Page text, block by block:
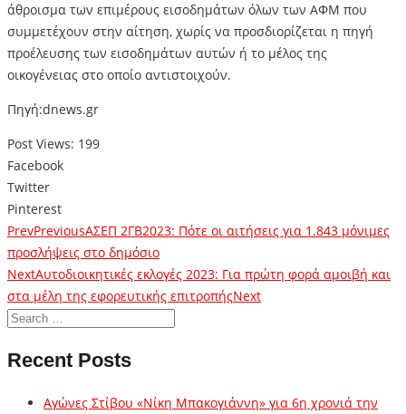
άθροισμα των επιμέρους εισοδημάτων όλων των ΑΦΜ που
συμμετέχουν στην αίτηση, χωρίς να προσδιορίζεται η πηγή
προέλευσης των εισοδημάτων αυτών ή το μέλος της
οικογένειας στο οποίο αντιστοιχούν.
Πηγή:dnews.gr
Post Views: 199
Facebook
Twitter
Pinterest
PrevPreviousΑΣΕΠ 2ΓΒ2023: Πότε οι αιτήσεις για 1.843 μόνιμες
προσλήψεις στο δημόσιο
NextΑυτοδιοικητικές εκλογές 2023: Για πρώτη φορά αμοιβή και
στα μέλη της εφορευτικής επιτροπήςNext
Recent Posts
Αγώνες Στίβου «Νίκη Μπακογιάννη» για 6η χρονιά την